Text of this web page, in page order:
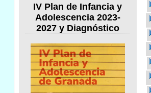
IV Plan de Infancia y
Adolescencia 2023-
2027 y Diagnóstico